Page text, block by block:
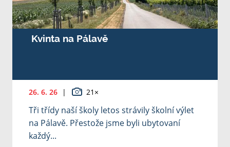
Kvinta na Pálavě
26. 6. 26 | 21×
Tři třídy naší školy letos strávily školní výlet
na Pálavě. Přestože jsme byli ubytovaní
každý...